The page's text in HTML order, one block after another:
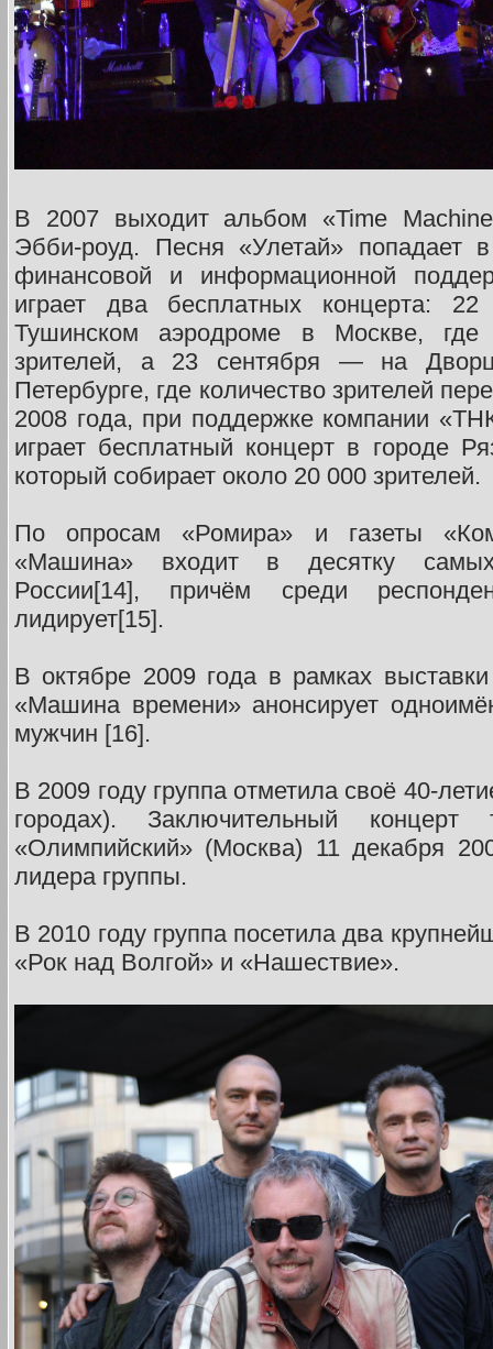
В 2007 выходит альбом «Time
Эбби-роуд. Песня «Улетай» попадает
финансовой и информационной
играет два бесплатных концерта:
Тушинском аэродроме в Москве,
зрителей, а 23 сентября — на
Петербурге, где количество зрителей
2008 года, при поддержке компании
играет бесплатный концерт в городе
который собирает около 20 000 зрителей.
По опросам «Ромира» и газеты
«Машина» входит в десятку самых
России[14], причём среди
лидирует[15].
В октябре 2009 года в рамках
«Машина времени» анонсирует
мужчин [16].
В 2009 году группа отметила своё 40-
городах). Заключительный
«Олимпийский» (Москва) 11 декабря
лидера группы.
В 2010 году группа посетила два
«Рок над Волгой» и «Нашествие».